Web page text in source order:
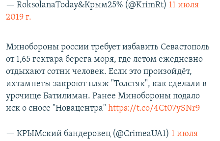
— RoksolanaToday&Крым25% (@KrimRt) 11 июля
2019 г.
Минобороны россии требует избавить Севастополь
от 1,65 гектара берега моря, где летом ежедневно
отдыхают сотни человек. Если это произойдёт,
ихтамнеты закроют пляж "Толстяк", как сделали в
урочище Батилиман. Ранее Минобороны подало
иск о сносе "Новацентра" https://t.co/4Ct07ySNr9
— КРЫМский бандеровец (@CrimeaUA1) 1 июля